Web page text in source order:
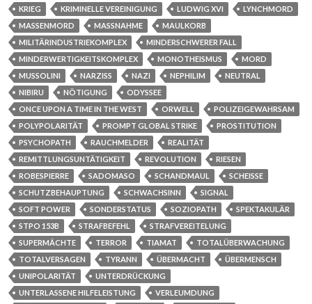
KRIEG
KRIMINELLE VEREINIGUNG LUDWIG XVI
LYNCHMORD
MASSENMORD
MASSNAHME
MAULKORB
MILITÄRINDUSTRIEKOMPLEX
MINDERSCHWERER FALL
MINDERWERTIGKEITSKOMPLEX
MONOTHEISMUS
MORD
MUSSOLINI
NARZISS NAZI NEPHILIM
NEUTRAL
NIBIRU
NÖTIGUNG
ODYSSEE
ONCE UPON A TIME IN THE WEST
ORWELL
POLIZEIGEWAHRSAM
POLYPOLARITÄT
PROMPT GLOBAL STRIKE
PROSTITUTION
PSYCHOPATH
RAUCHMELDER
REALITÄT
REMITTLUNGSUNTÄTIGKEIT
REVOLUTION
RIESEN
ROBESPIERRE
SADOMASO SCHANDMAUL
SCHEISSE
SCHUTZBEHAUPTUNG
SCHWACHSINN
SIGNAL
SOFT POWER
SONDERSTATUS SOZIOPATH
SPEKTAKULÄR
STPO 153B
STRAFBEFEHL
STRAFVEREITELUNG
SUPERMÄCHTE
TERROR TIAMAT
TOTALÜBERWACHUNG
TOTALVERSAGEN
TYRANN ÜBERMACHT
ÜBERMENSCH
UNIPOLARITÄT
UNTERDRÜCKUNG
UNTERLASSENE HILFELEISTUNG
VERLEUMDUNG